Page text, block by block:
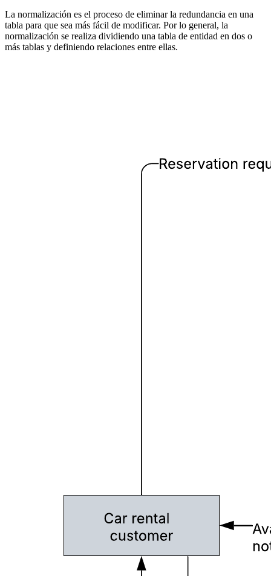
La normalización es el proceso de eliminar la redundancia en una
tabla para que sea más fácil de modificar. Por lo general, la
normalización se realiza dividiendo una tabla de entidad en dos o
más tablas y definiendo relaciones entre ellas.